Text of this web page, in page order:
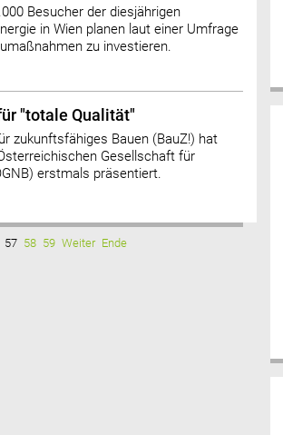
Besucher der diesjährigen
in Wien planen laut einer Umfrage
zu investieren.
"totale Qualität"
zukunftsfähiges Bauen (BauZ!) hat
Gesellschaft für
erstmals präsentiert.
57 58 59 Weiter Ende